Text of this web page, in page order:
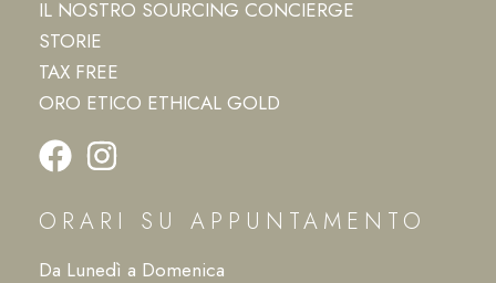
IL NOSTRO SOURCING CONCIERGE
STORIE
TAX FREE
ORO ETICO ETHICAL GOLD
ORARI SU APPUNTAMENTO
Da Lunedì a Domenica